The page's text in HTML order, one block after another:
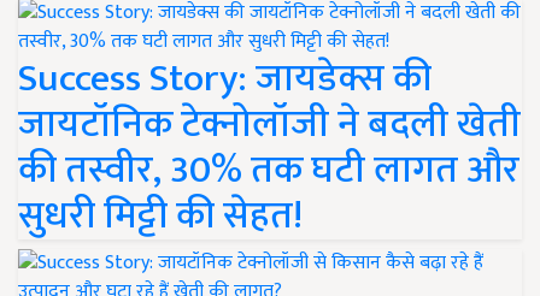
Success Story: जायडेक्स की
जायटॉनिक टेक्नोलॉजी ने बदली खेती
की तस्वीर, 30% तक घटी लागत और
सुधरी मिट्टी की सेहत!